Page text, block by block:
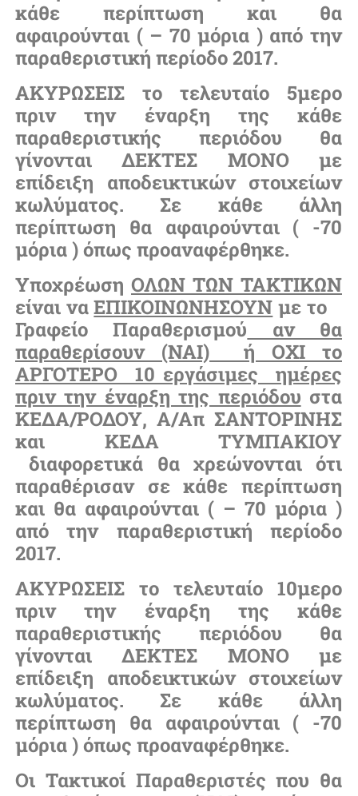
κάθε περίπτωση και θα
αφαιρούνται ( – 70 μόρια ) από την
παραθεριστική περίοδο 2017.
ΑΚΥΡΩΣΕΙΣ το τελευταίο 5μερο
πριν την έναρξη της κάθε
παραθεριστικής περιόδου θα
γίνονται ΔΕΚΤΕΣ ΜΟΝΟ με
επίδειξη αποδεικτικών στοιχείων
κωλύματος. Σε κάθε άλλη
περίπτωση θα αφαιρούνται ( -70
μόρια ) όπως προαναφέρθηκε.
Υποχρέωση ΟΛΩΝ ΤΩΝ ΤΑΚΤΙΚΩΝ
είναι να ΕΠΙΚΟΙΝΩΝΗΣΟΥΝ με το
Γραφείο
Παραθερισμού αν θα
παραθερίσουν (ΝΑΙ) ή ΟΧΙ το
ΑΡΓΟΤΕΡΟ 10 εργάσιμες ημέρες
πριν την έναρξη της περιόδου στα
ΚΕΔΑ/ΡΟΔΟΥ, Α/Απ ΣΑΝΤΟΡΙΝΗΣ
και ΚΕΔΑ ΤΥΜΠΑΚΙΟΥ
διαφορετικά θα χρεώνονται ότι
παραθέρισαν σε κάθε περίπτωση
και θα αφαιρούνται ( – 70 μόρια )
από την παραθεριστική περίοδο
2017.
ΑΚΥΡΩΣΕΙΣ το τελευταίο 10μερο
πριν την έναρξη της κάθε
παραθεριστικής περιόδου θα
γίνονται ΔΕΚΤΕΣ ΜΟΝΟ με
επίδειξη αποδεικτικών στοιχείων
κωλύματος. Σε κάθε άλλη
περίπτωση θα αφαιρούνται ( -70
μόρια ) όπως προαναφέρθηκε.
Οι Τακτικοί Παραθεριστές που θα